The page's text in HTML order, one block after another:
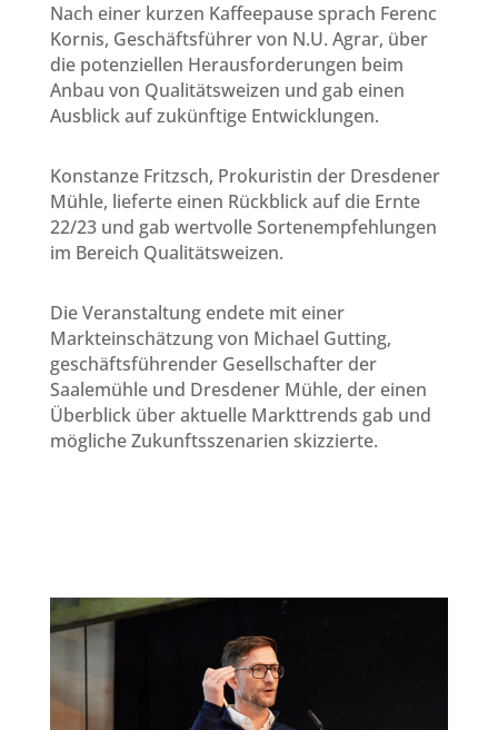
Nach einer kurzen Kaffeepause sprach Ferenc
Kornis, Geschäftsführer von N.U. Agrar, über
die potenziellen Herausforderungen beim
Anbau von Qualitätsweizen und gab einen
Ausblick auf zukünftige Entwicklungen.
Konstanze Fritzsch, Prokuristin der Dresdener
Mühle, lieferte einen Rückblick auf die Ernte
22/23 und gab wertvolle Sortenempfehlungen
im Bereich Qualitätsweizen.
Die Veranstaltung endete mit einer
Markteinschätzung von Michael Gutting,
geschäftsführender Gesellschafter der
Saalemühle und Dresdener Mühle, der einen
Überblick über aktuelle Markttrends gab und
mögliche Zukunftsszenarien skizzierte.